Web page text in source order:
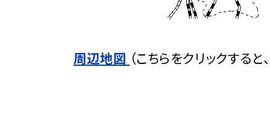
周辺地図 （こちらをクリックする